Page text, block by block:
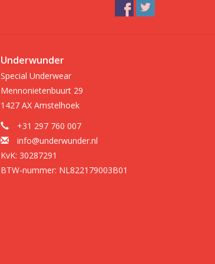
Underwunder
Special Underwear
Mennonietenbuurt 29
1427 AX Amstelhoek
+31 297 760 007
info@underwunder.nl
KvK: 30287291
BTW-nummer: NL822179003B01